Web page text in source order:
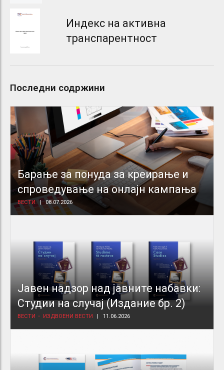
Индекс на активна
транспарентност
Последни содржини
Барање за понуда за креирање и
спроведување на онлајн кампања
ВЕСТИ 08.07.2026
Јавен надзор над јавните набавки:
Студии на случај (Издание бр. 2)
ВЕСТИ ИЗДВОЕНИ ВЕСТИ 11.06.2026